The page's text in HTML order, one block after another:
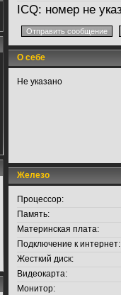
ICQ: номер не
О себе
Не указано
Железо
Процессор:
Память:
Материнская плата:
Подключение к интернет:
Жесткий диск:
Видеокарта:
Монитор: